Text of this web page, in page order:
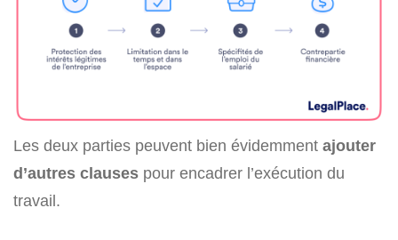
Les deux parties peuvent bien évidemment ajouter
d’autres clauses pour encadrer l’exécution du
travail.